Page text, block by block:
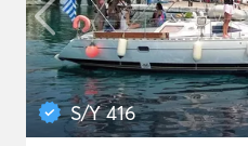
S/Y 416